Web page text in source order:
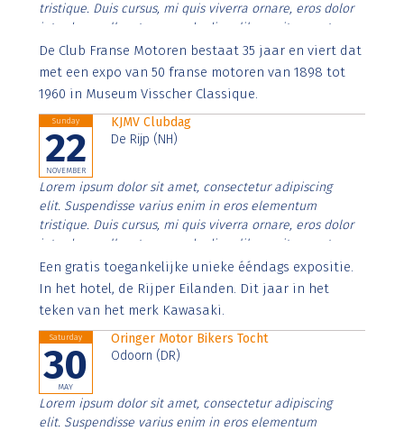
tristique. Duis cursus, mi quis viverra ornare, eros dolor
interdum nulla, ut commodo diam libero vitae erat.
Aenean faucibus nibh et justo cursus id rutrum lorem
imperdiet. Nunc ut sem vitae risus tristique posuere.
De Club Franse Motoren bestaat 35 jaar en viert dat
met een expo van 50 franse motoren van 1898 tot
1960 in Museum Visscher Classique.
Sunday
22
NOVEMBER
KJMV Clubdag
De Rijp (NH)
Lorem ipsum dolor sit amet, consectetur adipiscing
elit. Suspendisse varius enim in eros elementum
tristique. Duis cursus, mi quis viverra ornare, eros dolor
interdum nulla, ut commodo diam libero vitae erat.
Aenean faucibus nibh et justo cursus id rutrum lorem
imperdiet. Nunc ut sem vitae risus tristique posuere.
Een gratis toegankelijke unieke ééndags expositie.
In het hotel, de Rijper Eilanden. Dit jaar in het
teken van het merk Kawasaki.
Saturday
30
MAY
Oringer Motor Bikers Tocht
Odoorn (DR)
Lorem ipsum dolor sit amet, consectetur adipiscing
elit. Suspendisse varius enim in eros elementum